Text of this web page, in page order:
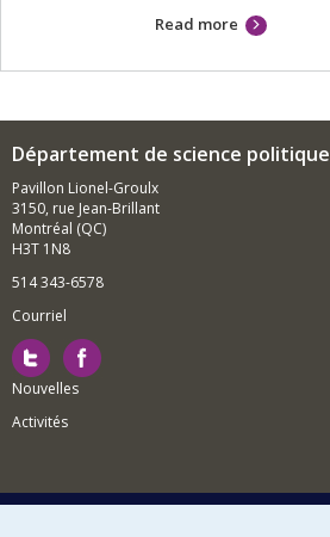
Read more
Département de science politique
Pavillon Lionel-Groulx
3150, rue Jean-Brillant
Montréal (QC)
H3T 1N8
514 343-6578
Courriel
Nouvelles
Activités